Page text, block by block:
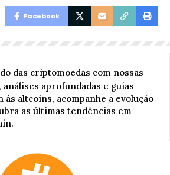
Facebook
das criptomoedas com nossas
aprofundadas e guias
altcoins, acompanhe a evolução
as últimas tendências em